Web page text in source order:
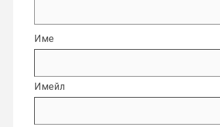
Име
Имейл